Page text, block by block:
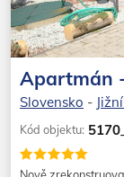
Apartmán
Slovensko -
Kód objektu: